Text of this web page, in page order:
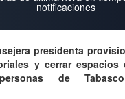
notificaciones
presidenta
y cerrar
de